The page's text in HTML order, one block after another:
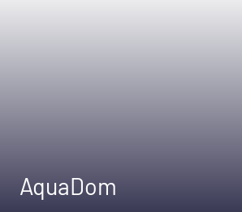
AquaDom